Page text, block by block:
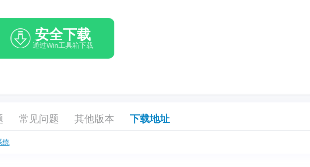
安全下载
通过Win工具箱下载
常见问题 其他版本 下载地址
统